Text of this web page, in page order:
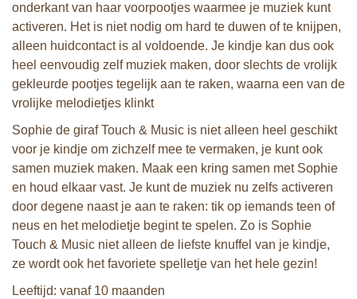
onderkant van haar voorpootjes waarmee je muziek kunt
activeren. Het is niet nodig om hard te duwen of te knijpen,
alleen huidcontact is al voldoende. Je kindje kan dus ook
heel eenvoudig zelf muziek maken, door slechts de vrolijk
gekleurde pootjes tegelijk aan te raken, waarna een van de
vrolijke melodietjes klinkt
Sophie de giraf Touch & Music is niet alleen heel geschikt
voor je kindje om zichzelf mee te vermaken, je kunt ook
samen muziek maken. Maak een kring samen met Sophie
en houd elkaar vast. Je kunt de muziek nu zelfs activeren
door degene naast je aan te raken: tik op iemands teen of
neus en het melodietje begint te spelen. Zo is Sophie
Touch & Music niet alleen de liefste knuffel van je kindje,
ze wordt ook het favoriete spelletje van het hele gezin!
Leeftijd: vanaf 10 maanden